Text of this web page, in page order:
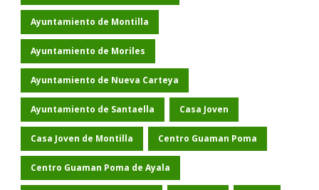
Ayuntamiento de Montilla
Ayuntamiento de Moriles
Ayuntamiento de Nueva Carteya
Ayuntamiento de Santaella Casa Joven
Casa Joven de Montilla Centro Guaman Poma
Centro Guaman Poma de Ayala